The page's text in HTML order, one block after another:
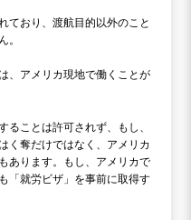
ており、渡航目的以外のこと
。
、アメリカ現地で働くことが
ことは許可されず、もし、
く奪だけではなく、アメリカ
あります。もし、アメリカで
「就労ビザ」を事前に取得す